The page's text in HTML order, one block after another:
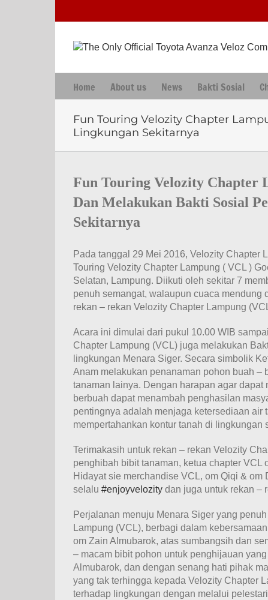
Home About us News Bakti Sosial
Fun Touring Velozity Chapter
Lingkungan Sekitarnya
Image
Fun Touring Velozity Chapter
Dan Melakukan Bakti Sosial
Sekitarnya
Pada tanggal 29 Mei 2016, Velozity Chapter
Touring Velozity Chapter Lampung ( VCL )
Selatan, Lampung. Diikuti oleh sekitar 7
penuh semangat, walaupun cuaca
rekan – rekan Velozity Chapter Lampung
Acara ini dimulai dari pukul 10.00 WIB
Chapter Lampung (VCL) juga melakukan
lingkungan Menara Siger. Secara simbolik
Anam melakukan penanaman pohon buah –
tanaman lainya. Dengan harapan agar
berbuah dapat menambah penghasilan
pentingnya adalah menjaga ketersediaan air
mempertahankan kontur tanah di lingkungan
Terimakasih untuk rekan – rekan Velozity
penghibah bibit tanaman, ketua chapter VCL
Hidayat sie merchandise VCL, om Qiqi &
selalu ‪#‎enjoyvelozity dan juga untuk rekan –
Perjalanan menuju Menara Siger yang
Lampung (VCL), berbagi dalam
om Zain Almubarok, atas sumbangsih dan
– macam bibit pohon untuk penghijauan
Almubarok, dan dengan senang hati pihak
yang tak terhingga kepada Velozity Chapter
terhadap lingkungan dengan melalui